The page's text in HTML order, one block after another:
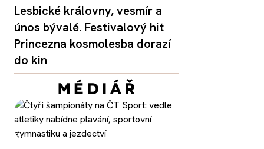
Lesbické královny, vesmír a
únos bývalé. Festivalový hit
Princezna kosmolesba dorazí
do kin